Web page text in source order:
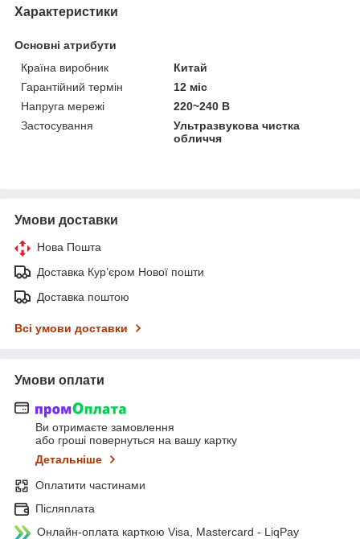
Характеристики
Основні атрибути
Країна виробник
Китай
Гарантійний термін
12 міс
Напруга мережі
220~240 В
Застосування
Ультразвукова чистка
обличчя
Умови доставки
Нова Пошта
Доставка Курʼєром Нової пошти
Доставка поштою
Всі умови доставки
Умови оплати
Ви отримаєте замовлення
або гроші повернуться на вашу картку
Детальніше
Оплатити частинами
Післяплата
Онлайн-оплата карткою Visa, Mastercard - LiqPay